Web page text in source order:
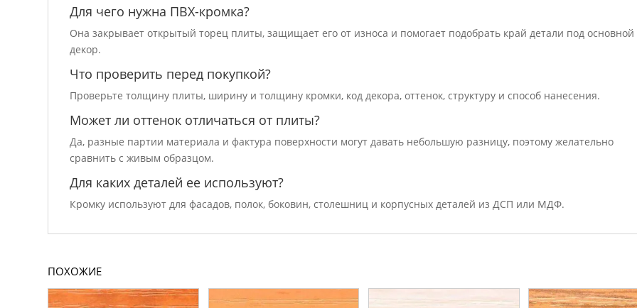
Для чего нужна ПВХ-кромка?
Она закрывает открытый торец плиты, защищает его от износа и помогает подобрать край детали под основной
декор.
Что проверить перед покупкой?
Проверьте толщину плиты, ширину и толщину кромки, код декора, оттенок, структуру и способ нанесения.
Может ли оттенок отличаться от плиты?
Да, разные партии материала и фактура поверхности могут давать небольшую разницу, поэтому желательно
сравнить с живым образцом.
Для каких деталей ее используют?
Кромку используют для фасадов, полок, боковин, столешниц и корпусных деталей из ДСП или МДФ.
ПОХОЖИЕ